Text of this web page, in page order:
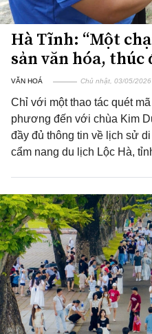
Hà Tĩnh: “Một
sản văn hóa, thúc
VĂN HOÁ Chủ nhật, 03/05/
Chỉ với một thao tác quét
phương đến với chùa Kim
đầy đủ thông tin về lịch sử
cẩm nang du lịch Lộc Hà,